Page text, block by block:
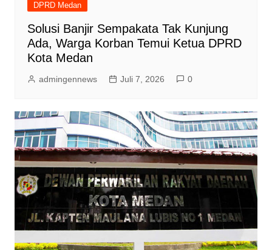
DPRD Medan
Solusi Banjir Sempakata Tak Kunjung
Ada, Warga Korban Temui Ketua DPRD
Kota Medan
admingennews Juli 7, 2026 0